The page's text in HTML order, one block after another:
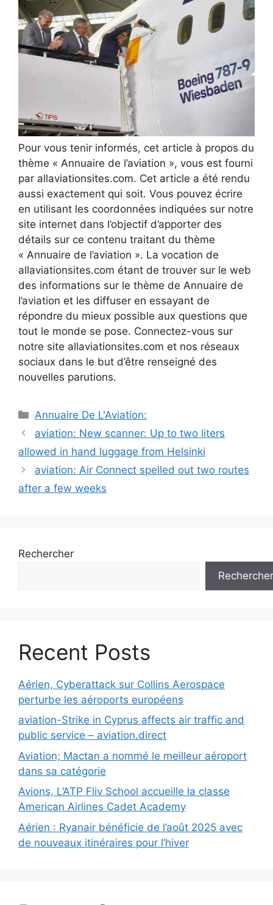
Pour vous tenir informés, cet article à propos du
thème « Annuaire de l’aviation », vous est fourni
par allaviationsites.com. Cet article a été rendu
aussi exactement qui soit. Vous pouvez écrire
en utilisant les coordonnées indiquées sur notre
site internet dans l’objectif d’apporter des
détails sur ce contenu traitant du thème
« Annuaire de l’aviation ». La vocation de
allaviationsites.com étant de trouver sur le web
des informations sur le thème de Annuaire de
l’aviation et les diffuser en essayant de
répondre du mieux possible aux questions que
tout le monde se pose. Connectez-vous sur
notre site allaviationsites.com et nos réseaux
sociaux dans le but d’être renseigné des
nouvelles parutions.
Catégories
Annuaire De L'Aviation:
Navigation
des
aviation: New scanner: Up to two liters
allowed in hand luggage from Helsinki
aviation: Air Connect spelled out two routes
after a few weeks
Rechercher
Rechercher
Recent Posts
Aérien, Cyberattack sur Collins Aerospace
perturbe les aéroports européens
aviation-Strike in Cyprus affects air traffic and
public service – aviation.direct
Aviation; Mactan a nommé le meilleur aéroport
dans sa catégorie
Avions, L’ATP Fliv School accueille la classe
American Airlines Cadet Academy
Aérien : Ryanair bénéficie de l’août 2025 avec
de nouveaux itinéraires pour l’hiver